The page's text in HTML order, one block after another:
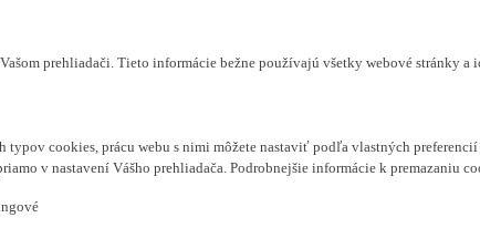
prehliadači. Tieto informácie bežne používajú všetky webové stránky
cookies, prácu webu s nimi môžete nastaviť podľa vlastných
v nastavení Vášho prehliadača. Podrobnejšie informácie k premazaniu